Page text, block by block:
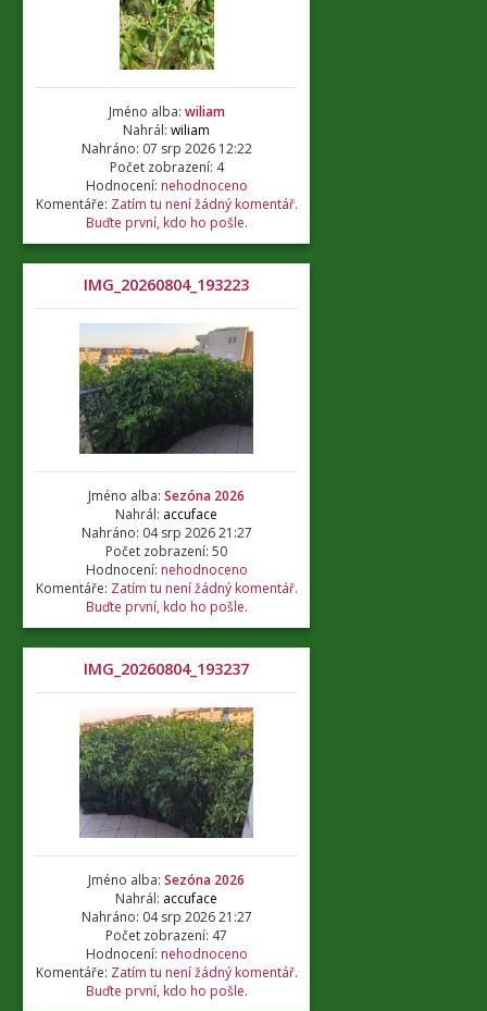
Jméno alba: wiliam
Nahrál: wiliam
Nahráno: 07 srp 2026 12:22
Počet zobrazení: 4
Hodnocení: nehodnoceno
Komentáře: Zatím tu není žádný komentář.
Buďte první, kdo ho pošle.
IMG_20260804_193223
Jméno alba: Sezóna 2026
Nahrál: accuface
Nahráno: 04 srp 2026 21:27
Počet zobrazení: 50
Hodnocení: nehodnoceno
Komentáře: Zatím tu není žádný komentář.
Buďte první, kdo ho pošle.
IMG_20260804_193237
Jméno alba: Sezóna 2026
Nahrál: accuface
Nahráno: 04 srp 2026 21:27
Počet zobrazení: 47
Hodnocení: nehodnoceno
Komentáře: Zatím tu není žádný komentář.
Buďte první, kdo ho pošle.